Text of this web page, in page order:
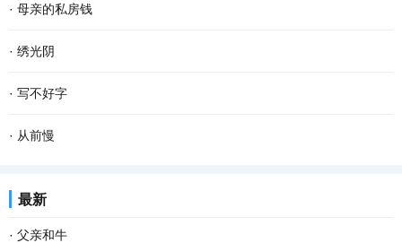
有人说，“世间的一切都是遇见，就像冷遇见了暖，有了雨；春遇见了
冬，有了岁月；天遇见了地，有了永恒；人遇见人，就有了故事。”
人生 在世，没有平白无故的遇见，我们要感...
· 母亲的私房钱
我大学毕业后在城里工作，父母在农村 生活 。他们精心莳弄几亩薄
田，辛勤劳作，过得倒也满足、 快乐 。我个把月回家一趟看望二老。
每次回家，除了给母亲买些营养品，给父亲买些...
· 绣光阴
“书非借不能读也。”秉持这样的态度，混迹于图书馆多年。借来还
去，无形的力在后面催着赶着，慌慌的，书读起来也就不免潦潦草
· 写不好字
上世纪八十年代末高中毕业的我，认的字，会写的字不算特别少，但
· 从前慢
最新
· 父亲和牛